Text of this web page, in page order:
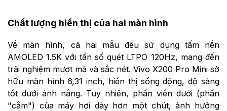
Chất lượng hiển thị của hai màn hình
Về màn hình, cả hai mẫu đều sử dụng tấm nền
AMOLED 1.5K với tần số quét LTPO 120Hz, mang đến
trải nghiệm mượt mà và sắc nét. Vivo X200 Pro Mini sở
hữu màn hình 6,31 inch, hiển thị sống động, độ sáng
tốt dưới ánh nắng. Tuy nhiên, phần viền dưới (phần
"cằm") của máy hơi dày hơn một chút, ảnh hưởng